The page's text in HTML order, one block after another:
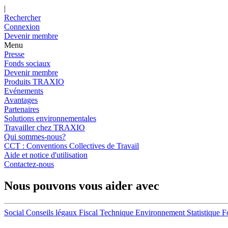
|
Rechercher
Connexion
Devenir membre
Menu
Presse
Fonds sociaux
Devenir membre
Produits TRAXIO
Evénements
Avantages
Partenaires
Solutions environnementales
Travailler chez TRAXIO
Qui sommes-nous?
CCT : Conventions Collectives de Travail
Aide et notice d'utilisation
Contactez-nous
Nous pouvons vous aider avec
Social Conseils légaux Fiscal Technique Environnement Statistique